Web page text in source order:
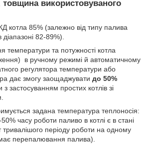
товщина використовуваного
котла 85% (залежно від типу палива
82-89%).
температури та потужності котла
в ручному режимі й автоматичному
регулятора температури або
дає змогу заощаджувати до 50%
застосуванням простих котлів зі
задана температура теплоносія:
часу роботи паливо в котлі є в стані
тривалішого періоду роботи на одному
перепалювання палива).